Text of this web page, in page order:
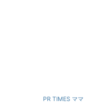
PR TIMES ママ